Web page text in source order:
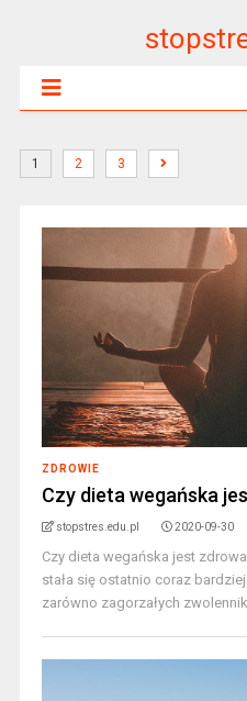
1 2 3
ZDROWIE
Czy dieta wegańska
stopstres.edu.pl 2020-09-30
Czy dieta wegańska jest
stała się ostatnio coraz
zarówno zagorzałych